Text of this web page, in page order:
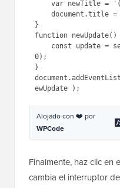
3
4
6
8
9
0
1
1
let count
function
') ' +
function
const